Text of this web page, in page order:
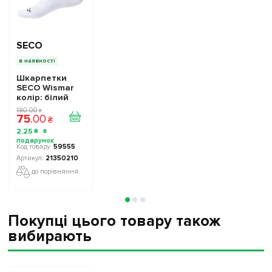
SECO
в наявності
Шкарпетки
SECO Wismar
колір: білий
180.00 ₴
75.00 ₴
2.25 ₴
59555
21350210
до порівняння
Покупці цього товару також
вибирають